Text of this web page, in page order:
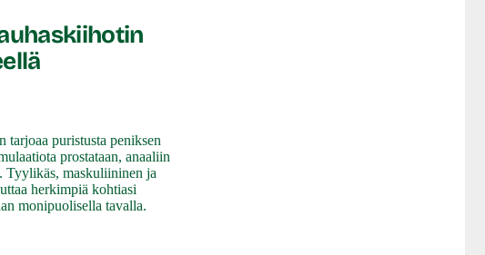
tarjoaa puristusta peniksen
prostataan, anaaliin
Tyylikäs, maskuliininen ja
herkimpiä kohtiasi
monipuolisella tavalla.